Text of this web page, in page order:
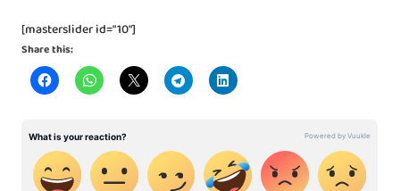
[masterslider id="10"]
Share this: